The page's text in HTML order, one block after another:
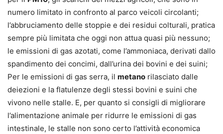
numero limitato in confronto al parco veicoli circolanti;
l’abbruciamento delle stoppie e dei residui colturali, pratica
sempre più limitata che oggi non attua quasi più nessuno;
le emissioni di gas azotati, come l’ammoniaca, derivati dallo
spandimento dei concimi, dall’urina dei bovini e dei suini;
Per le emissioni di gas serra, il metano rilasciato dalle
deiezioni e la flatulenze degli stessi bovini e suini che
vivono nelle stalle. E, per quanto si consigli di migliorare
l’alimentazione animale per ridurre le emissioni di gas
intestinale, le stalle non sono certo l’attività economica